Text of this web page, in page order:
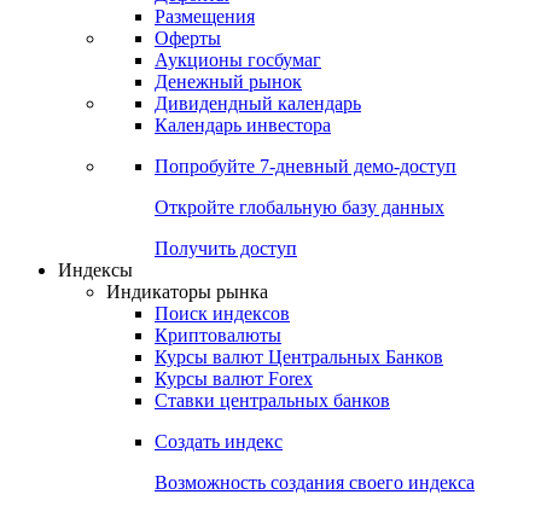
Получить доступ
Календарь
Календарь событий
Дефолты
Размещения
Оферты
Денежный рынок
Календарь инвестора
Попробуйте7-дневный
Откройте глобальную базу данных
Получить доступ
Индикаторы рынка
Поиск индексов
Курсы валют Центральных Банков
Ставки центральных банков